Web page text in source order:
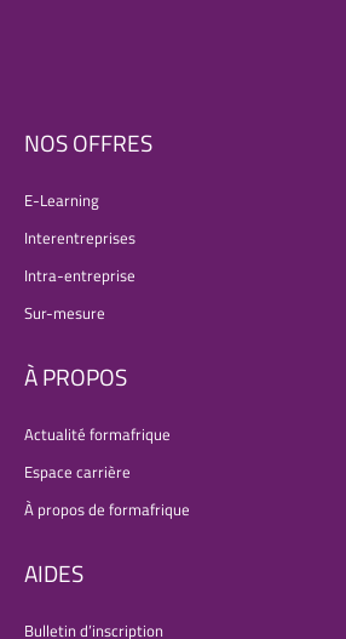
NOS OFFRES
E-Learning
Interentreprises
Intra-entreprise
Sur-mesure
À PROPOS
Actualité formafrique
Espace carrière
À propos de formafrique
AIDES
Bulletin d’inscription